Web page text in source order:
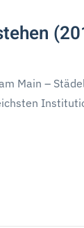
Main –